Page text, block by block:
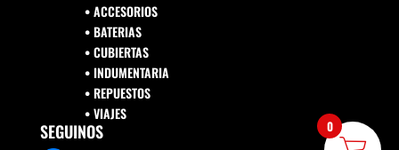
• ACCESORIOS
• BATERIAS
• CUBIERTAS
• INDUMENTARIA
• REPUESTOS
•VIAJES
SEGUINOS 0